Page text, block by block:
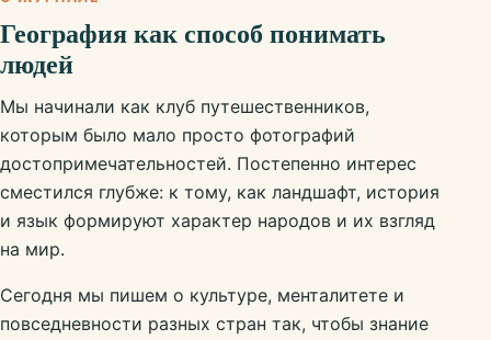
География как способ понимать
людей
Мы начинали как клуб путешественников,
которым было мало просто фотографий
достопримечательностей. Постепенно интерес
сместился глубже: к тому, как ландшафт, история
и язык формируют характер народов и их взгляд
на мир.
Сегодня мы пишем о культуре, менталитете и
повседневности разных стран так, чтобы знание